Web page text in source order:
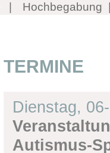
Hochbegabung
TERMINE
Dienstag,
Autismus-